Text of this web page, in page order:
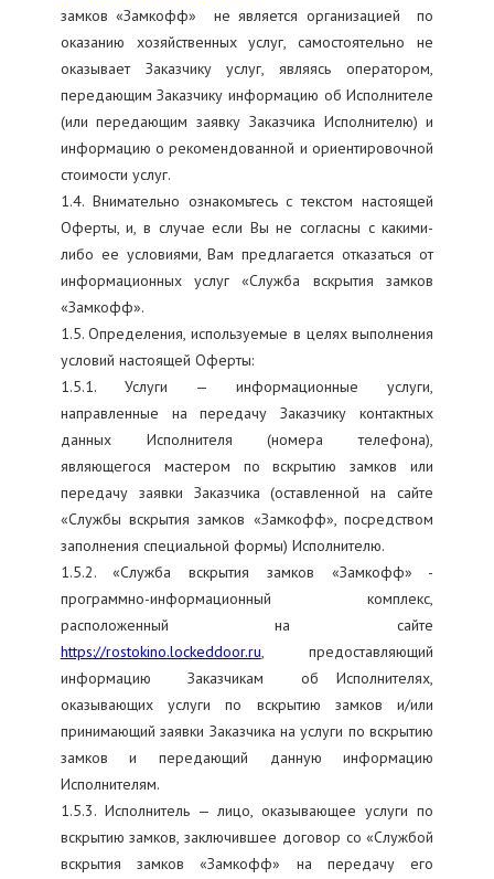
замков «Замкофф» не является организацией по
оказанию хозяйственных услуг, самостоятельно не
оказывает Заказчику услуг, являясь оператором,
передающим Заказчику информацию об Исполнителе
(или передающим заявку Заказчика Исполнителю) и
информацию о рекомендованной и ориентировочной
стоимости услуг.
1.4. Внимательно ознакомьтесь с текстом настоящей
Оферты, и, в случае если Вы не согласны с какими-
либо ее условиями, Вам предлагается отказаться от
информационных услуг «Служба вскрытия замков
«Замкофф».
1.5. Определения, используемые в целях выполнения
условий настоящей Оферты:
1.5.1. Услуги — информационные услуги,
направленные на передачу Заказчику контактных
данных Исполнителя (номера телефона),
являющегося мастером по вскрытию замков или
передачу заявки Заказчика (оставленной на сайте
«Службы вскрытия замков «Замкофф», посредством
заполнения специальной формы) Исполнителю.
1.5.2. «Служба вскрытия замков «Замкофф» -
программно-информационный комплекс,
расположенный на сайте
https://rostokino.lockeddoor.ru, предоставляющий
информацию Заказчикам об Исполнителях,
оказывающих услуги по вскрытию замков и/или
принимающий заявки Заказчика на услуги по вскрытию
замков и передающий данную информацию
Исполнителям.
1.5.3. Исполнитель — лицо, оказывающее услуги по
вскрытию замков, заключившее договор со «Службой
вскрытия замков «Замкофф» на передачу его